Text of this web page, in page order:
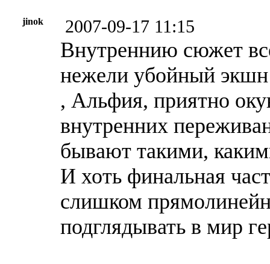
jinok 2007-09-17 11:15
Внутреннию сюжет
нежели убойный
, Альфия, приятно
внутренних
бывают такими,
И хоть финальная
слишком
подглядывать в мир